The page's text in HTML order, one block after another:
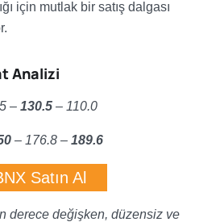
için mutlak bir satış dalgası
Analizi
– 130.5 – 110.0
– 176.8 – 189.6
Satın Al
derece değişken, düzensiz ve